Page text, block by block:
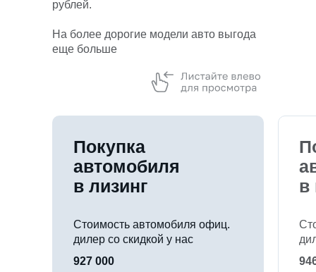
рублей.
На более дорогие модели авто выгода
еще больше
Покупка
автомобиля
в лизинг
Стоимость автомобиля офиц.
дилер со скидкой у нас
927 000
в